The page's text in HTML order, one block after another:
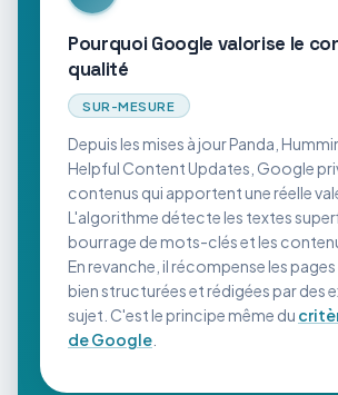
Pourquoi Google valorise le
qualité
SUR-MESURE
Depuis les mises à jour Panda,
Helpful Content Updates, Google
contenus qui apportent une réelle
L'algorithme détecte les textes
bourrage de mots-clés et les
En revanche, il récompense les
bien structurées et rédigées par des
sujet. C'est le principe même du
de Google